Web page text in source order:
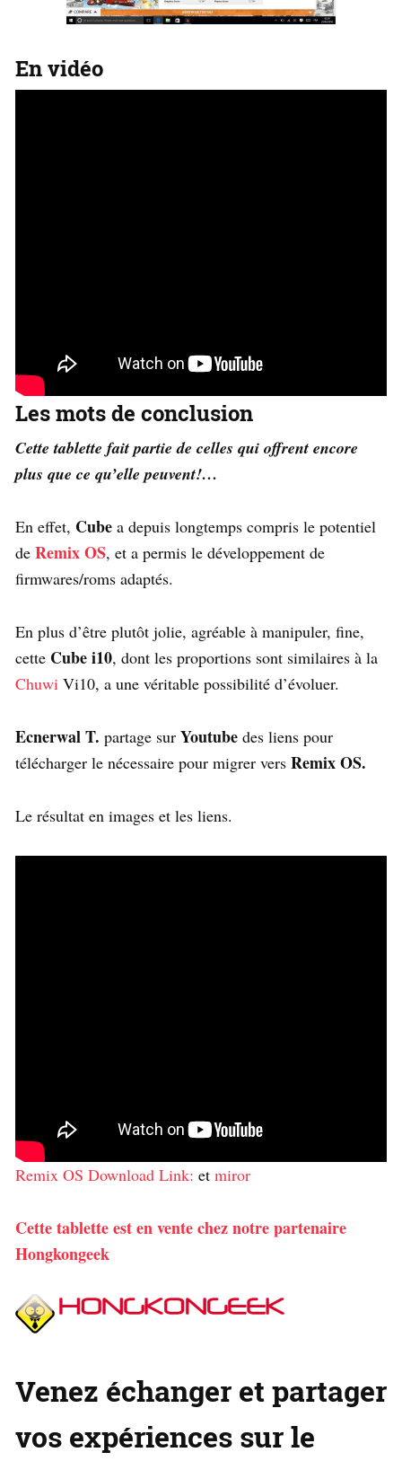
En vidéo
Les mots de conclusion
Cette tablette fait partie de celles qui offrent encore
plus que ce qu’elle peuvent!…
En effet, Cube a depuis longtemps compris le potentiel
de Remix OS, et a permis le développement de
firmwares/roms adaptés.
En plus d’être plutôt jolie, agréable à manipuler, fine,
cette Cube i10, dont les proportions sont similaires à la
Chuwi Vi10, a une véritable possibilité d’évoluer.
Ecnerwal T. partage sur Youtube des liens pour
télécharger le nécessaire pour migrer vers Remix OS.
Le résultat en images et les liens.
Remix OS Download Link: et miror
Cette tablette est en vente chez notre partenaire
Hongkongeek
Venez échanger et partager
vos expériences sur le